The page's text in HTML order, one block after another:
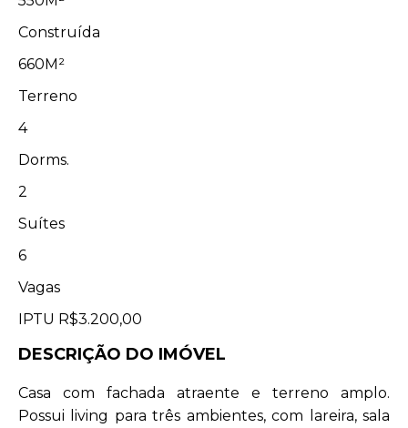
Construída
660M²
Terreno
4
Dorms.
2
Suítes
6
Vagas
IPTU R$3.200,00
DESCRIÇÃO DO IMÓVEL
Casa com fachada atraente e terreno amplo.
Possui living para três ambientes, com lareira, sala